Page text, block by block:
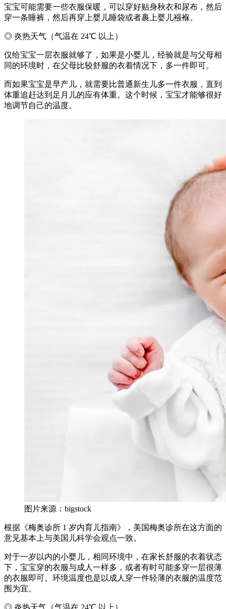
宝宝可能需要一些衣服保暖，可以穿好贴身秋衣和尿布，然后
穿一条睡裤，然后再穿上婴儿睡袋或者裹上婴儿襁褓。
◎ 炎热天气（气温在 24℃ 以上）
仅给宝宝一层衣服就够了，如果是小婴儿，经验就是与父母相
同的环境时，在父母比较舒服的衣着情况下，多一件即可。
而如果宝宝是早产儿，就需要比普通新生儿多一件衣服，直到
体重追赶达到足月儿的应有体重。这个时候，宝宝才能够很好
地调节自己的温度。
图片来源：bigstock
根据《梅奥诊所 1 岁内育儿指南》，美国梅奥诊所在这方面的
意见基本上与美国儿科学会观点一致。
对于一岁以内的小婴儿，相同环境中，在家长舒服的衣着状态
下，宝宝穿的衣服与成人一样多，或者有时可能多穿一层很薄
的衣服即可。环境温度也是以成人穿一件轻薄的衣服的温度范
围为宜。